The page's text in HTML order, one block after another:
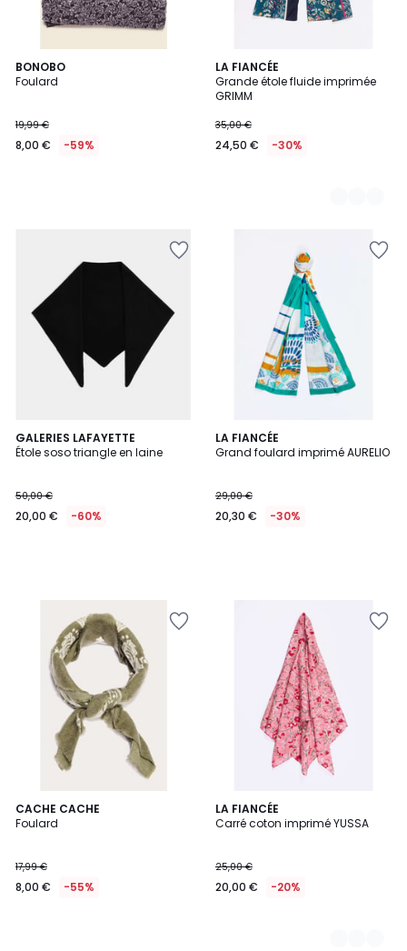
BONOBO
Foulard
19,99 €
8,00 € -59%
LA FIANCÉE
Grande étole fluide imprimée
GRIMM
35,00 €
24,50 € -30%
2
Couleurs
GALERIES LAFAYETTE
Étole soso triangle en laine
50,00 €
20,00 € -60%
LA FIANCÉE
Grand foulard imprimé AURELIO
29,00 €
20,30 € -30%
CACHE CACHE
Foulard
17,99 €
8,00 € -55%
LA FIANCÉE
Carré coton imprimé YUSSA
25,00 €
20,00 € -20%
2
Couleurs